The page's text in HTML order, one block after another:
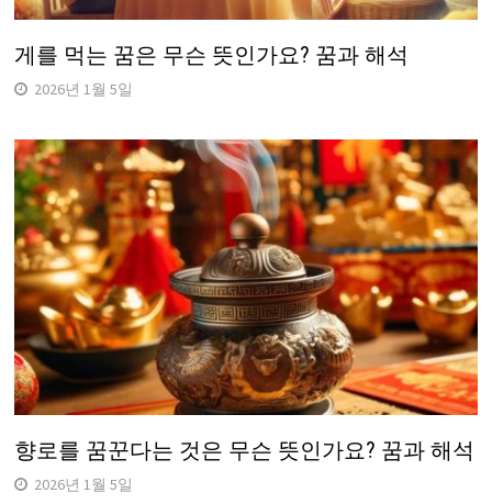
게를 먹는 꿈은 무슨 뜻인가요? 꿈과 해석
2026년 1월 5일
향로를 꿈꾼다는 것은 무슨 뜻인가요? 꿈과 해석
2026년 1월 5일